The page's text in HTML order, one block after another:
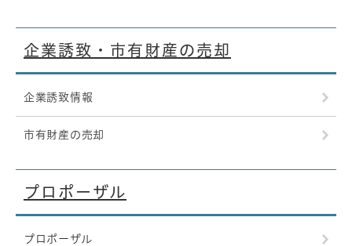
企業誘致・市有財産の売却
企業誘致情報
市有財産の売却
プロポーザル
プロポーザル